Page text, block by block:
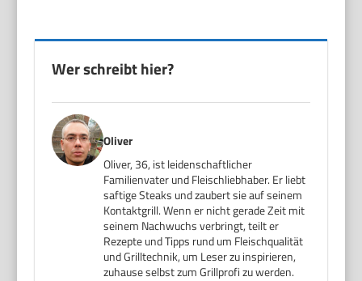
Wer schreibt hier?
Oliver
Oliver, 36, ist leidenschaftlicher
Familienvater und Fleischliebhaber. Er liebt
saftige Steaks und zaubert sie auf seinem
Kontaktgrill. Wenn er nicht gerade Zeit mit
seinem Nachwuchs verbringt, teilt er
Rezepte und Tipps rund um Fleischqualität
und Grilltechnik, um Leser zu inspirieren,
zuhause selbst zum Grillprofi zu werden.